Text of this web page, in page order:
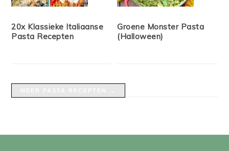
20x Klassieke Italiaanse
Pasta Recepten
Groene Monster Pasta
(Halloween)